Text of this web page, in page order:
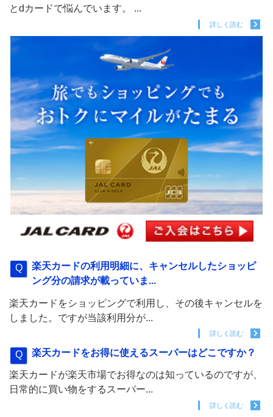
とdカードで悩んでいます。 ...
詳しく読む
楽天カードの利用明細に、キャンセルしたショッピ
ング分の請求が載っていま...
楽天カードをショッピングで利用し、その後キャンセルを
しました。ですが当該利用分が...
詳しく読む
楽天カードをお得に使えるスーパーはどこですか？
楽天カードが楽天市場でお得なのは知っているのですが、
日常的に買い物をするスーパー...
詳しく読む